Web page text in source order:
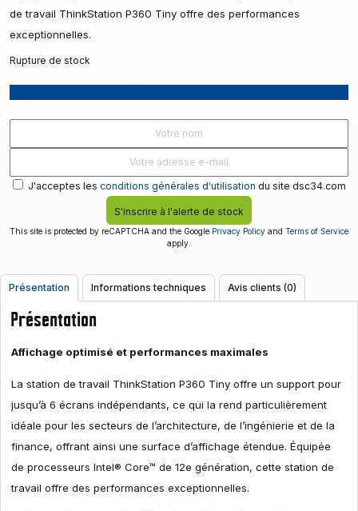
de travail ThinkStation P360 Tiny offre des performances
exceptionnelles.
Rupture de stock
J'acceptes les conditions générales d'utilisation du site dsc34.com
S'inscrire à l'alerte de stock
This site is protected by reCAPTCHA and the Google Privacy Policy and Terms of Service
apply.
Présentation Informations techniques Avis clients (0)
Présentation
Affichage optimisé et performances maximales
La station de travail ThinkStation P360 Tiny offre un support pour
jusqu’à 6 écrans indépendants, ce qui la rend particulièrement
idéale pour les secteurs de l’architecture, de l’ingénierie et de la
finance, offrant ainsi une surface d’affichage étendue. Équipée
de processeurs Intel® Core™ de 12e génération, cette station de
travail offre des performances exceptionnelles.